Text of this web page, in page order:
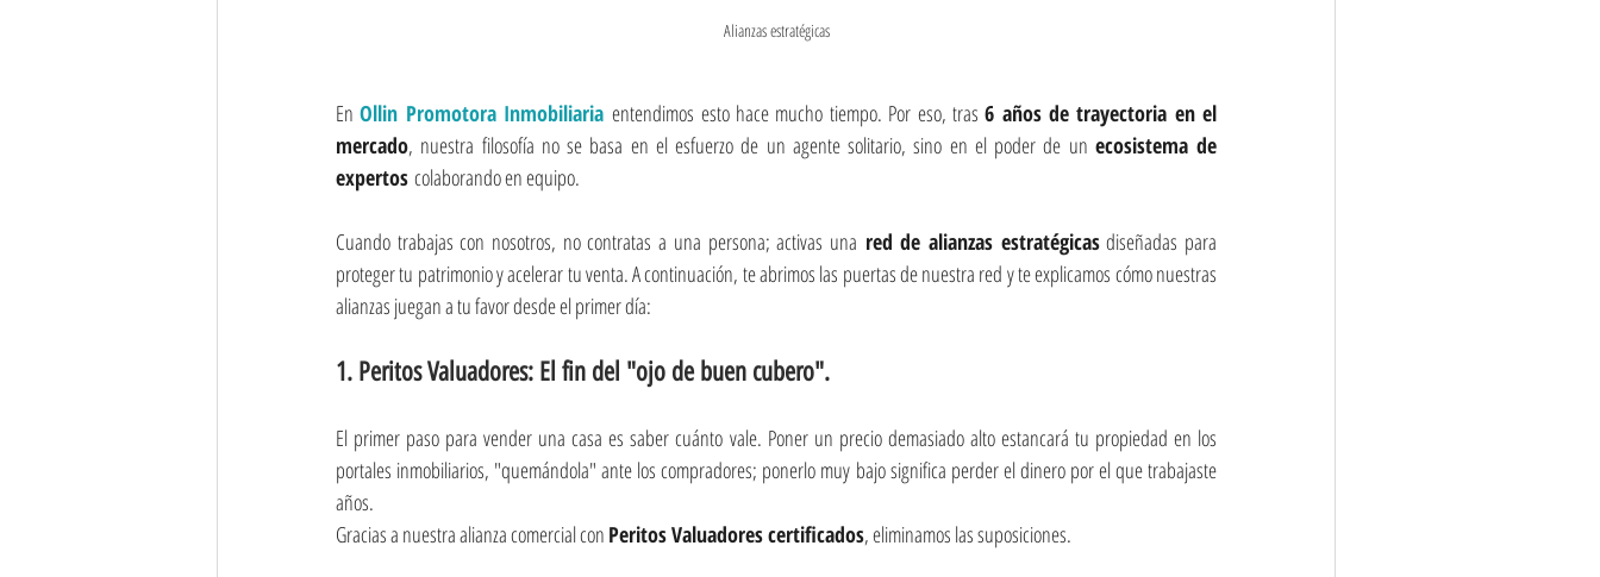
Alianzas estratégicas
En Ollin Promotora Inmobiliaria entendimos esto hace mucho tiempo. Por eso, tras 6 años de trayectoria en el
mercado, nuestra filosofía no se basa en el esfuerzo de un agente solitario, sino en el poder de un ecosistema de
expertos colaborando en equipo.
Cuando trabajas con nosotros, no contratas a una persona; activas una red de alianzas estratégicas diseñadas para
proteger tu patrimonio y acelerar tu venta. A continuación, te abrimos las puertas de nuestra red y te explicamos cómo nuestras
alianzas juegan a tu favor desde el primer día:
1. Peritos Valuadores: El fin del "ojo de buen cubero".
El primer paso para vender una casa es saber cuánto vale. Poner un precio demasiado alto estancará tu propiedad en los
portales inmobiliarios, "quemándola" ante los compradores; ponerlo muy bajo significa perder el dinero por el que trabajaste
años.
Gracias a nuestra alianza comercial con Peritos Valuadores certificados, eliminamos las suposiciones.